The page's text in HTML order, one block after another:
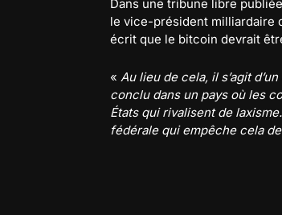
Dans une tribune libre
le vice-président milliardaire
écrit que le bitcoin devrait
« Au lieu de cela, il s’agit
conclu dans un pays où les
États qui rivalisent de
fédérale qui empêche cela